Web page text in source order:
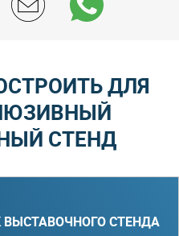
ДЛЯ
СТЕНД
СТЕНДА